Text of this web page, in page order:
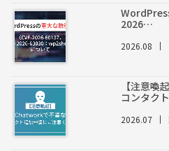
2026…
2026.08
【注意
コンタク
2026.07